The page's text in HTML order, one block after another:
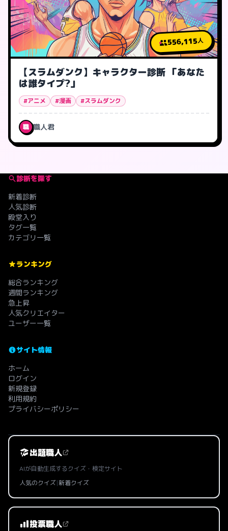
556,115人
【スラムダンク】キャラクター診断 「あなた
は誰タイプ?」
#アニメ #漫画 #スラムダンク
職 職人君
診断を探す
新着診断
人気診断
殿堂入り
タグ一覧
カテゴリ一覧
ランキング
総合ランキング
週間ランキング
急上昇
人気クリエイター
ユーザー一覧
サイト情報
ホーム
ログイン
新規登録
利用規約
プライバシーポリシー
出題職人
AIが自動生成するクイズ・検定サイト
人気のクイズ|新着クイズ
投票職人